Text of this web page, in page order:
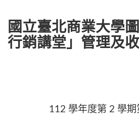
國立臺北商業大學
行銷講堂」管理及
113 年 2
112 學年度第 2 學